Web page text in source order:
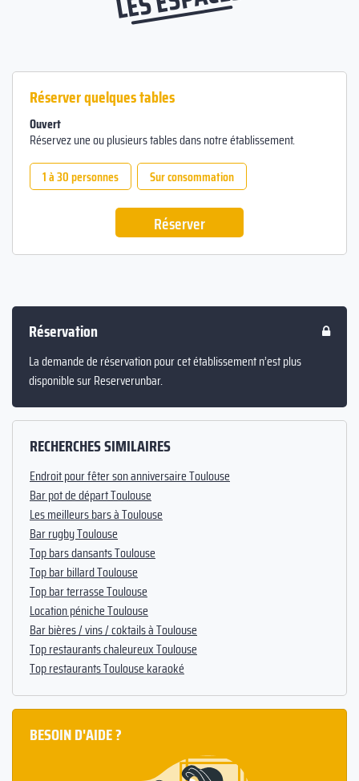
Réserver quelques tables
Ouvert
Réservez une ou plusieurs tables dans notre établissement.
1 à 30 personnes
Sur consommation
Réserver
Réservation
La demande de réservation pour cet établissement n’est plus
disponible sur Reserverunbar.
RECHERCHES SIMILAIRES
Endroit pour fêter son anniversaire Toulouse
Bar pot de départ Toulouse
Les meilleurs bars à Toulouse
Bar rugby Toulouse
Top bars dansants Toulouse
Top bar billard Toulouse
Top bar terrasse Toulouse
Location péniche Toulouse
Bar bières / vins / coktails à Toulouse
Top restaurants chaleureux Toulouse
Top restaurants Toulouse karaoké
BESOIN D'AIDE ?